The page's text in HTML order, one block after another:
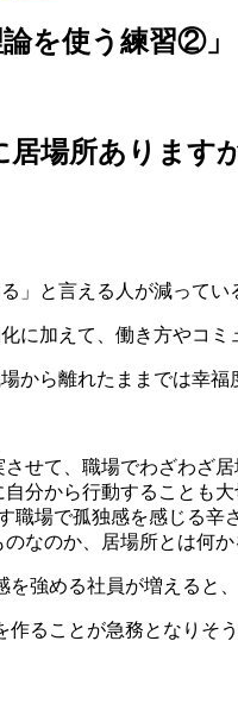
を使う練習②」
場所ありますか
」と言える人が減ってい
に加えて、働き方やコミ
から離れたままでは幸福
せて、職場でわざわざ
分から行動することも大
職場で孤独感を感じる辛
なのか、居場所とは何
強める社員が増えると
ることが急務となりそう